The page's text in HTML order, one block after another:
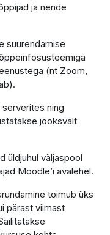
ja nende
suurendamise
(nt Zoom,
ning
jooksvalt
üldjuhul väljaspool
Moodle’i avalehel.
toimub üks
pärast viimast